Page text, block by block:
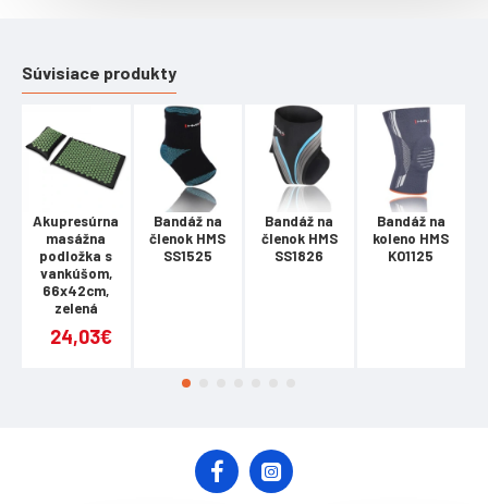
Súvisiace produkty
Akupresúrna
masážna
podložka s
vankúšom,
66x42cm,
zelená
24,03€
Bandáž na
členok HMS
SS1525
Bandáž na
členok HMS
SS1826
Bandáž na
koleno HMS
KO1125